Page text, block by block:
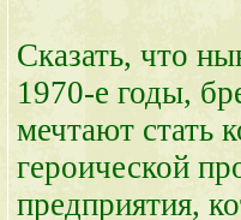
Сказать, что
1970-е годы,
мечтают стать
героической
предприятия,